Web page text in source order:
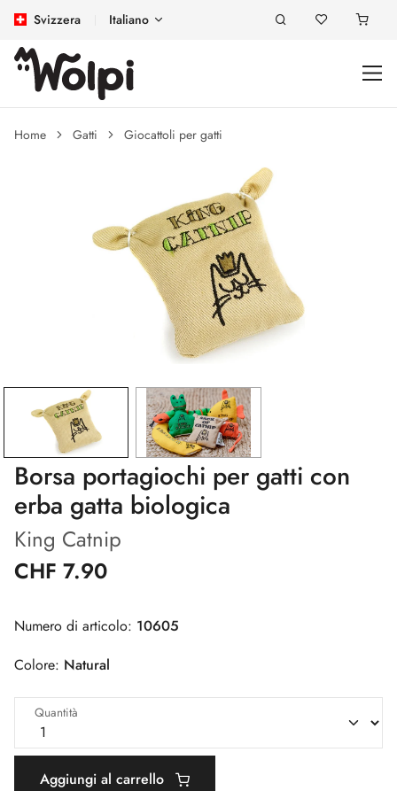
Svizzera Italiano
Home Gatti Giocattoli per gatti
Borsa portagiochi per gatti con
erba gatta biologica
King Catnip
CHF 7.90
Numero di articolo: 10605
Colore: Natural
Quantità
Aggiungi al carrello